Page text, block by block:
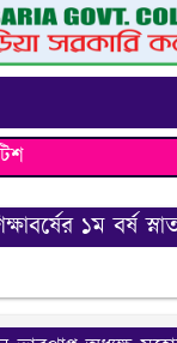
১ম বর্ষ